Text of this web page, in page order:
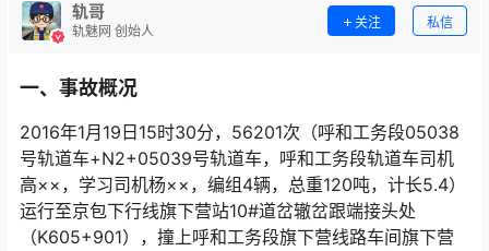
轨哥
轨魅网 创始人
关注 私信
一、事故概况
2016年1月19日15时30分，56201次（呼和工务段05038
号轨道车+N2+05039号轨道车，呼和工务段轨道车司机
高××，学习司机杨××，编组4辆，总重120吨，计长5.4）
运行至京包下行线旗下营站10#道岔辙岔跟端接头处
（K605+901），撞上呼和工务段旗下营线路车间旗下营